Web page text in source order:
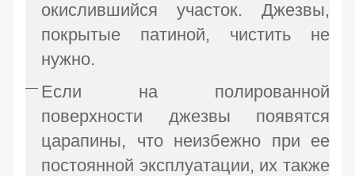
окислившийся участок. Джезвы,
покрытые патиной, чистить не
нужно.
Если на полированной
поверхности джезвы появятся
царапины, что неизбежно при ее
постоянной эксплуатации, их также